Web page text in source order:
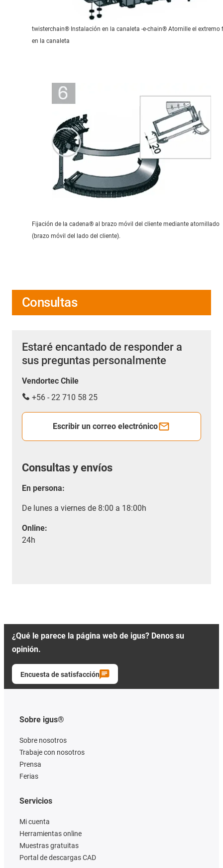
twisterchain® Instalación en la canaleta -e-chain® Atornille el extremo
en la canaleta
Fijación de la cadena® al brazo móvil del cliente mediante atornillado
(brazo móvil del lado del cliente).
Consultas
Estaré encantado de responder a
sus preguntas personalmente
Vendortec Chile
+56 - 22 710 58 25
Escribir un correo electrónico
Consultas y envíos
En persona:
De lunes a viernes de 8:00 a 18:00h
Online:
24h
¿Qué le parece la página web de igus? Denos su
opinión.
Encuesta de satisfacción
Sobre igus®
Sobre nosotros
Trabaje con nosotros
Prensa
Ferias
Servicios
Mi cuenta
Herramientas online
Muestras gratuitas
Portal de descargas CAD